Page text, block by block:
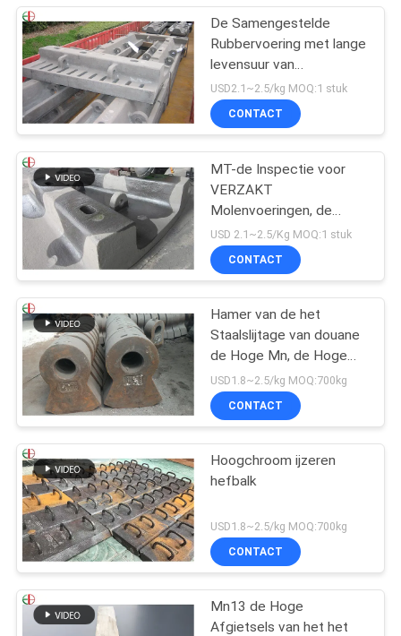
De Samengestelde
Rubbervoering met lange
levensuur van
Staalvoeringen voor
VERZAKT de Molens
EB862 van de Molenbal
USD2.1~2.5/kg MOQ:1 stuk
CONTACT
MT-de Inspectie voor
VERZAKT
Molenvoeringen, de
Voeringsvervanging van
de Balmolen
USD 2.1~2.5/Kg MOQ:1 stuk
CONTACT
Hamer van de het
Staalslijtage van douane
de Hoge Mn, de Hoge
Hamer Uit gegoten staal
EB19047 van de
Chromiumlegering
USD1.8~2.5/kg MOQ:700kg
CONTACT
Hoogchroom ijzeren
hefbalk
USD1.8~2.5/kg MOQ:700kg
CONTACT
Mn13 de Hoge
Afgietsels van het het